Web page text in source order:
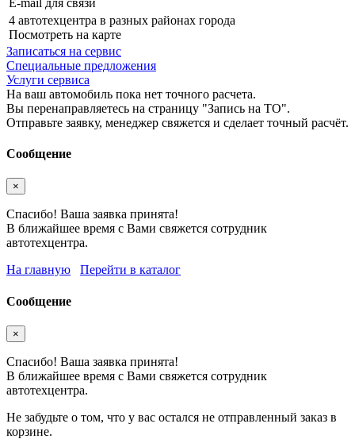
4 автотехцентра в разных районах города
Посмотреть на карте
Записаться на сервис
Специальные предложения
Услуги сервиса
На ваш автомобиль пока нет точного расчета.
Вы перенаправляетесь на страницу "Запись на ТО".
Отправьте заявку, менеджер свяжется и сделает точный расчёт.
Сообщение
×
Спасибо! Ваша заявка принята!
В ближайшее время с Вами свяжется сотрудник
автотехцентра.
На главную
Перейти в каталог
Сообщение
×
Спасибо! Ваша заявка принята!
В ближайшее время с Вами свяжется сотрудник
автотехцентра.
Не забудьте о том, что у вас остался не отправленный заказ в
корзине.